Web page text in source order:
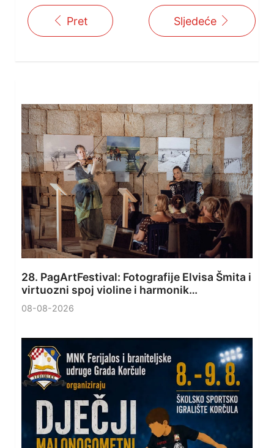
Pret Sljedeće
28. PagArtFestival: Fotografije Elvisa Šmita i
virtuozni spoj violine i harmonik…
08-08-2026